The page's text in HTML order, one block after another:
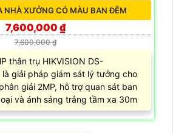
NHÀ XƯỞNG CÓ MÀU BAN ĐÊM
7,600,000 ₫
7,600,000 ₫
thân trụ HIKVISION DS-
là giải pháp giám sát lý tưởng cho
giải 2MP, hỗ trợ quan sát ban
và ánh sáng trắng tầm xa 30m